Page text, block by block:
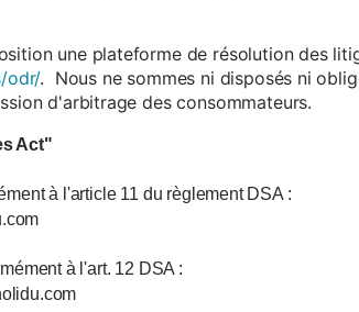
une plateforme de résolution des
odr/. Nous ne sommes ni disposés ni
d'arbitrage des consommateurs.
Act"
à l'article 11 du règlement DSA :
à l'art. 12 DSA :